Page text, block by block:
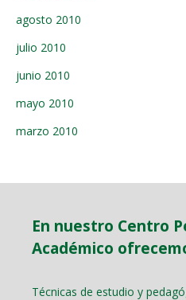
agosto 2010
julio 2010
junio 2010
mayo 2010
marzo 2010
En nuestro Centro
Académico
Técnicas de estudio y